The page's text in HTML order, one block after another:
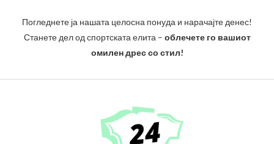
Погледнете ја нашата целосна понуда и нарачајте денес!
Станете дел од спортската елита – облечете го вашиот
омилен дрес со стил!